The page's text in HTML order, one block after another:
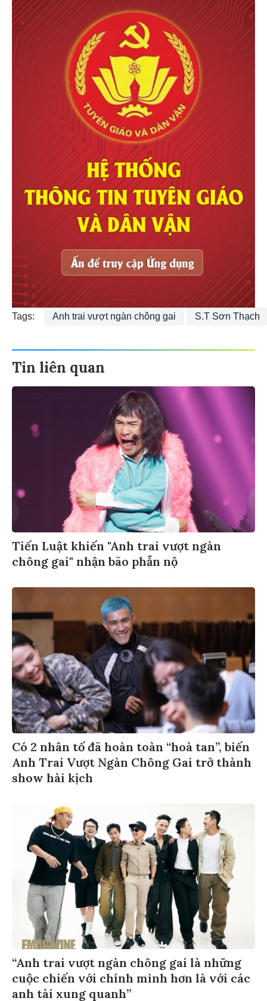
Tags: Anh trai vượt ngàn chông gai S.T Sơn Thạch
Tin liên quan
Tiến Luật khiến "Anh trai vượt ngàn
chông gai" nhận bão phẫn nộ
Có 2 nhân tố đã hoàn toàn “hoà tan”, biến
Anh Trai Vượt Ngàn Chông Gai trở thành
show hài kịch
“Anh trai vượt ngàn chông gai là những
cuộc chiến với chính mình hơn là với các
anh tài xung quanh”